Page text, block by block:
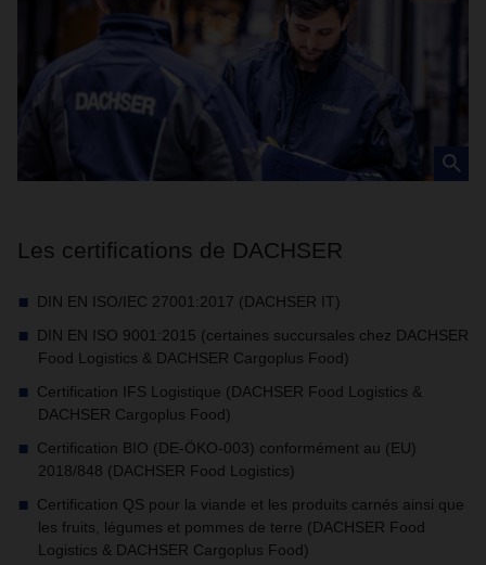
Les certifications de DACHSER
DIN EN ISO/IEC 27001:2017 (DACHSER IT)
DIN EN ISO 9001:2015 (certaines succursales chez DACHSER
Food Logistics & DACHSER Cargoplus Food)
Certification IFS Logistique (DACHSER Food Logistics &
DACHSER Cargoplus Food)
Certification BIO (DE-ÖKO-003) conformément au (EU)
2018/848 (DACHSER Food Logistics)
Certification QS pour la viande et les produits carnés ainsi que
les fruits, légumes et pommes de terre (DACHSER Food
Logistics & DACHSER Cargoplus Food)